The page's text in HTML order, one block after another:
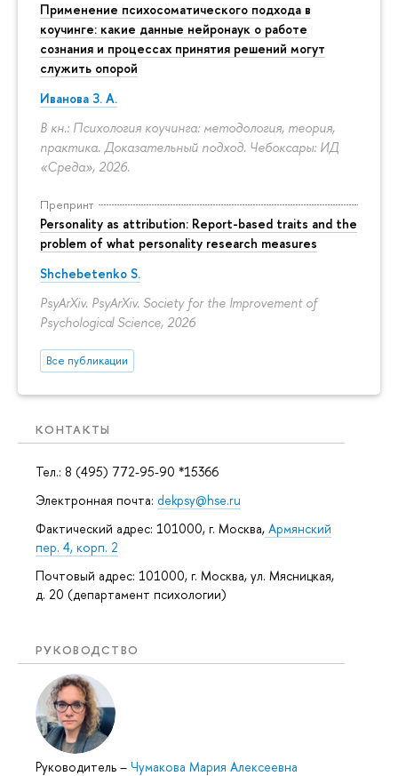
Применение психосоматического подхода в
коучинге: какие данные нейронаук о работе
сознания и процессах принятия решений могут
служить опорой
Иванова З. А.
В кн.: Психология коучинга: методология, теория,
практика. Доказательный подход. Чебоксары: ИД
«Среда», 2026.
Препринт
Personality as attribution: Report-based traits and the
problem of what personality research measures
Shchebetenko S.
PsyArXiv. PsyArXiv. Society for the Improvement of
Psychological Science, 2026
Все публикации
КОНТАКТЫ
Тел.: 8 (495) 772-95-90 *15366
Электронная почта: dekpsy@hse.ru
Фактический адрес: 101000, г. Москва, Армянский
пер. 4, корп. 2
Почтовый адрес: 101000, г. Москва, ул. Мясницкая,
д. 20 (департамент психологии)
РУКОВОДСТВО
Руководитель – Чумакова Мария Алексеевна